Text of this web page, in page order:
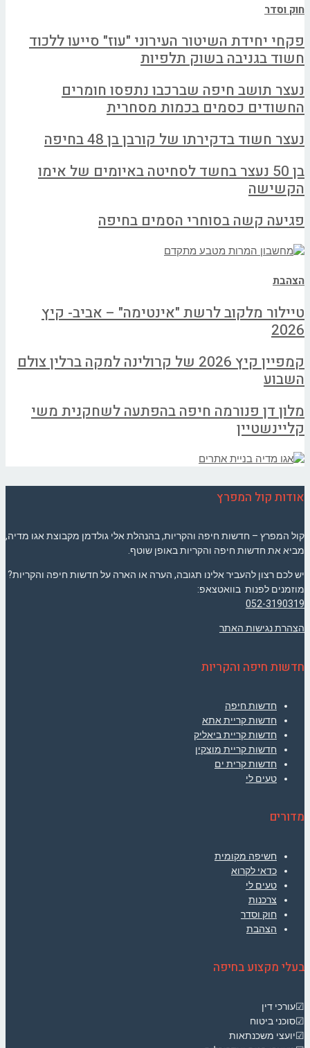
חוק וסדר
פקחי יחידת השיטור העירוני "עוז" סייעו ללכוד
חשוד בגניבה בשוק תלפיות
נעצר תושב חיפה שברכבו נתפסו חומרים
החשודים כסמים בכמות מסחרית
נעצר חשוד בדקירתו של קורבן בן 48 בחיפה
בן 50 נעצר בחשד לסחיטה באיומים של אימו
הקשישה
פגיעה קשה בסוחרי הסמים בחיפה
הצהבת
טיילור מלקוב לרשת "אינטימה" – אביב- קיץ
2026
קמפיין קיץ 2026 של קרולינה למקה ברלין צולם
השבוע
מלון דן פנורמה חיפה בהפתעה לשחקנית משי
קליינשטיין
אודות קול המפרץ
קול המפרץ – חדשות חיפה והקריות, בהנהלת אלי גולדמן מקבוצת אגו מדיה,
מביא את חדשות חיפה והקריות באופן שוטף.
יש לכם רצון להעביר אלינו תגובה, הערה או הארה על חדשות חיפה והקריות?
מוזמנים לפנות בוואטצאפ:
052-3190319
הצהרת נגישות האתר
חדשות חיפה והקריות
חדשות חיפה
חדשות קריית אתא
חדשות קריית ביאליק
חדשות קריית מוצקין
חדשות קרית ים
טעים לי
מדורים
חשיפה מקומית
כדאי לקרוא
טעים לי
צרכנות
חוק וסדר
הצהבת
בעלי מקצוע בחיפה
☑עורכי דין
☑סוכני ביטוח
☑יועצי משכנתאות